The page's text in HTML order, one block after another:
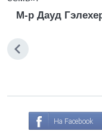
М-р Дауд
На Facebook